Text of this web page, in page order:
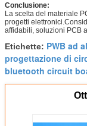
Conclusione:
La scelta del materiale
progetti
affidabili, soluzioni PCB
Etichette: PWB ad
progettazione di
bluetooth circuit